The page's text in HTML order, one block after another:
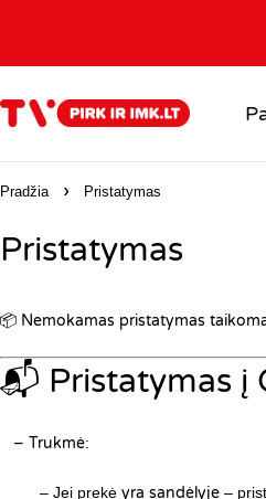
Pradžia Pristatymas
Pristatymas
📦 Nemokamas pristatymas
📬 Pristatymas į
– Trukmė:
– Jei prekė yra sandėlyje –